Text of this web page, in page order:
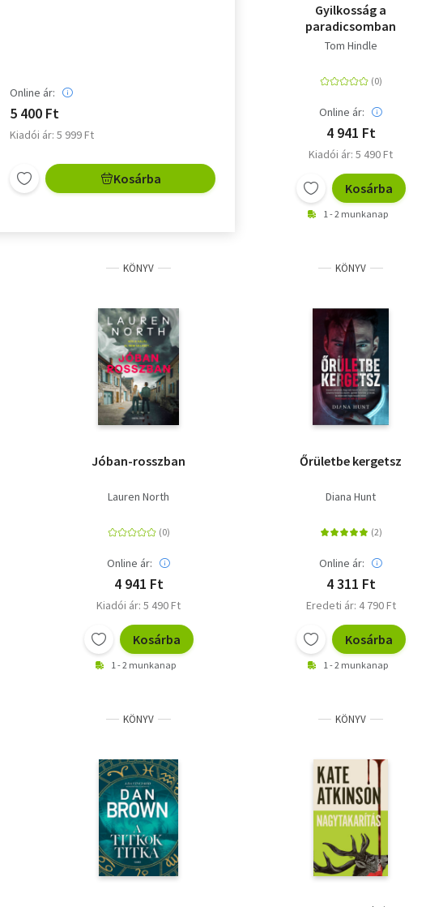
Online ár:
5 400 Ft
Kiadói ár: 5 999 Ft
Kosárba
Gyilkosság a
paradicsomban
Tom Hindle
Online ár:
4 941 Ft
Kiadói ár: 5 490 Ft
Kosárba
1 - 2 munkanap
KÖNYV
Jóban-rosszban
Lauren North
Online ár:
4 941 Ft
Kiadói ár: 5 490 Ft
Kosárba
1 - 2 munkanap
KÖNYV
Őrületbe kergetsz
Diana Hunt
Online ár:
4 311 Ft
Eredeti ár: 4 790 Ft
Kosárba
1 - 2 munkanap
KÖNYV KÖNYV